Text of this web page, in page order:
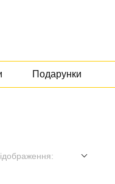
Подарунки